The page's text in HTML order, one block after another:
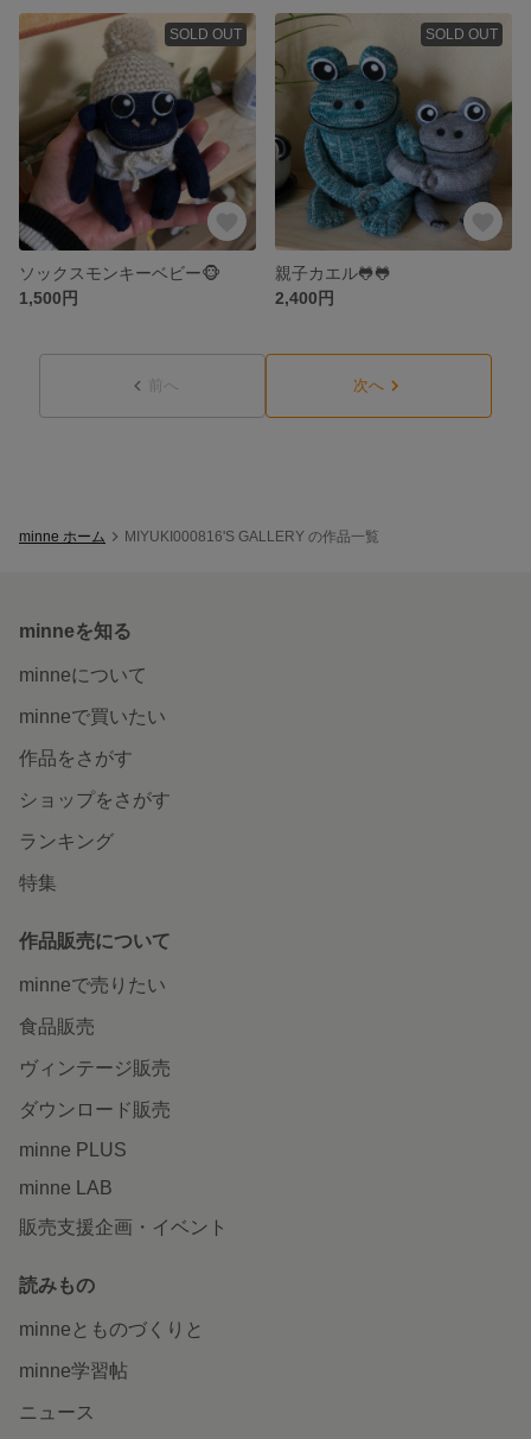
SOLD OUT
ソックスモンキーベビー🐵
1,500円
SOLD OUT
親子カエル🐸🐸
2,400円
前へ 次へ
minne ホーム MIYUKI000816'S GALLERY の作品一覧
minneを知る
minneについて
minneで買いたい
作品をさがす
ショップをさがす
ランキング
特集
作品販売について
minneで売りたい
食品販売
ヴィンテージ販売
ダウンロード販売
minne PLUS
minne LAB
販売支援企画・イベント
読みもの
minneとものづくりと
minne学習帖
ニュース